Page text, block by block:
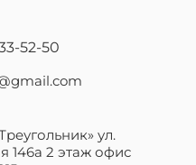
52-50
ул.
146а 2 этаж офис